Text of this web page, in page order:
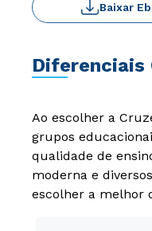
Baixar
Diferenciais
Ao escolher a
grupos
qualidade de
moderna e
escolher a melhor